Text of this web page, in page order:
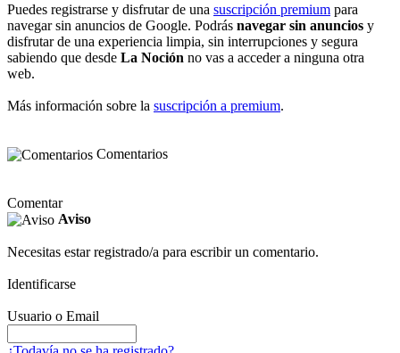
Puedes registrarse y disfrutar de una suscripción premium para
navegar sin anuncios de Google. Podrás navegar sin anuncios y
disfrutar de una experiencia limpia, sin interrupciones y segura
sabiendo que desde La Noción no vas a acceder a ninguna otra
web.
Más información sobre la suscripción a premium.
Comentarios
Comentar
Aviso
Necesitas estar registrado/a para escribir un comentario.
Identificarse
Usuario o Email